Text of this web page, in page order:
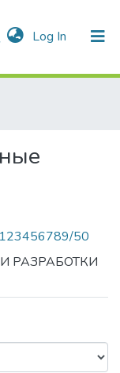
Log In (current)
123456789/50
РАЗРАБОТКИ